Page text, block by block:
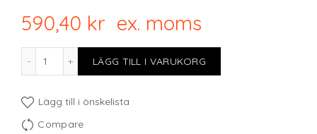
590,40 kr ex. moms
Microplane Master rivjärn i stål och valnöt, extra grovt
LÄGG TILL I VARUKORG
Lägg till i önskelista
Compare